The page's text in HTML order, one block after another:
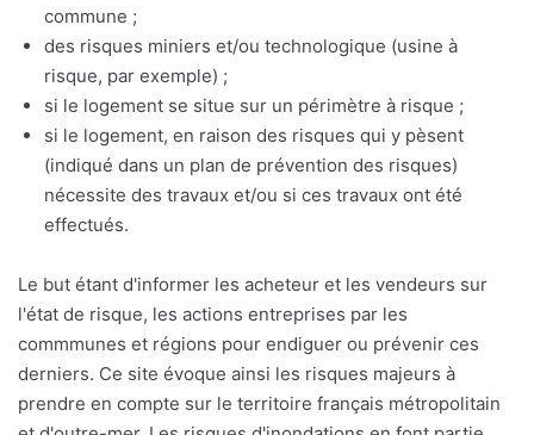
commune ;
des risques miniers et/ou technologique (usine à
risque, par exemple) ;
si le logement se situe sur un périmètre à risque ;
si le logement, en raison des risques qui y pèsent
(indiqué dans un plan de prévention des risques)
nécessite des travaux et/ou si ces travaux ont été
effectués.
Le but étant d'informer les acheteur et les vendeurs sur
l'état de risque, les actions entreprises par les
commmunes et régions pour endiguer ou prévenir ces
derniers. Ce site évoque ainsi les risques majeurs à
prendre en compte sur le territoire français métropolitain